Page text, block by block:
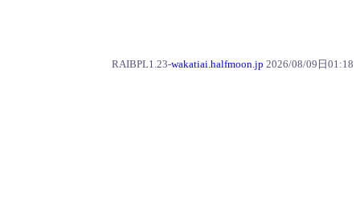
RAIBPL1.23-wakatiai.halfmoon.jp 2026/08/09日01:18